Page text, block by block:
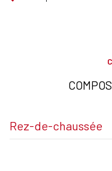
Rez-de-chaussée